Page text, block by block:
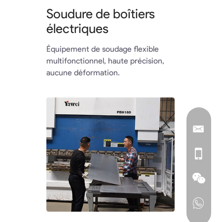
Soudure de boîtiers
électriques
Équipement de soudage flexible
multifonctionnel, haute précision,
aucune déformation.